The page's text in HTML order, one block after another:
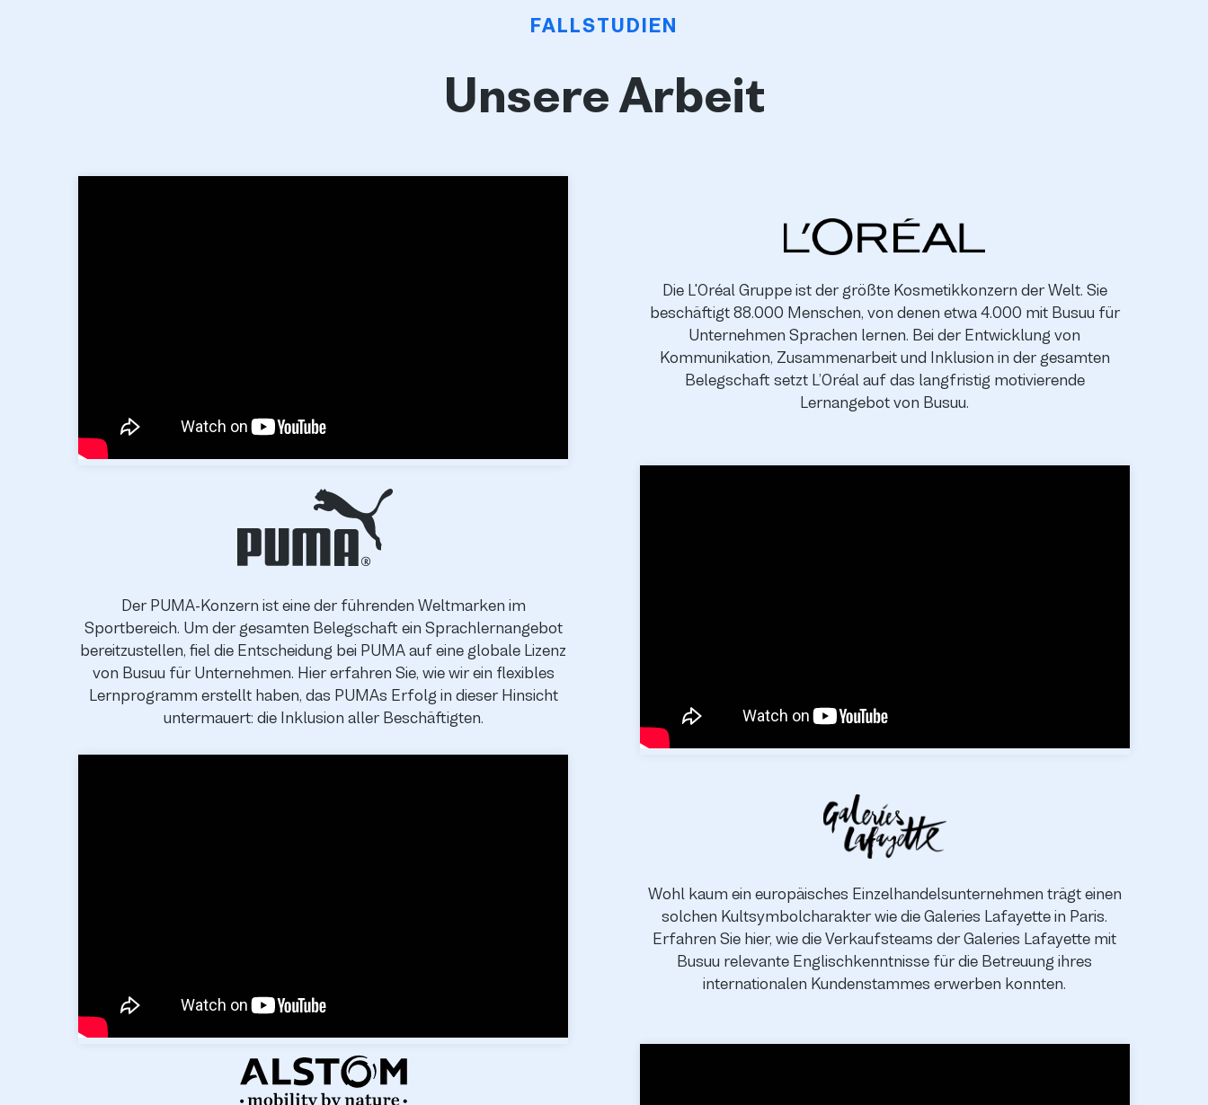
FALLSTUDIEN
Unsere Arbeit
Die L'Oréal Gruppe ist der größte Kosmetikkonzern der Welt. Sie
beschäftigt 88.000 Menschen, von denen etwa 4.000 mit Busuu für
Unternehmen Sprachen lernen. Bei der Entwicklung von
Kommunikation, Zusammenarbeit und Inklusion in der gesamten
Belegschaft setzt L’Oréal auf das langfristig motivierende
Lernangebot von Busuu.
Der PUMA-Konzern ist eine der führenden Weltmarken im
Sportbereich. Um der gesamten Belegschaft ein Sprachlernangebot
bereitzustellen, fiel die Entscheidung bei PUMA auf eine globale Lizenz
von Busuu für Unternehmen. Hier erfahren Sie, wie wir ein flexibles
Lernprogramm erstellt haben, das PUMAs Erfolg in dieser Hinsicht
untermauert: die Inklusion aller Beschäftigten.
Wohl kaum ein europäisches Einzelhandelsunternehmen trägt einen
solchen Kultsymbolcharakter wie die Galeries Lafayette in Paris.
Erfahren Sie hier, wie die Verkaufsteams der Galeries Lafayette mit
Busuu relevante Englischkenntnisse für die Betreuung ihres
internationalen Kundenstammes erwerben konnten.